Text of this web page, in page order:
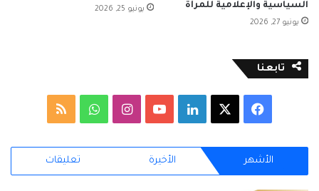
السياسية والإعلامية للمرأة
يونيو 27, 2026
يونيو 25, 2026
تابعنا
فيسبوك لينكدإن‫YouTubeانستقرامواتسابملخص
RSS الأشهر الأخيرة تعليقات